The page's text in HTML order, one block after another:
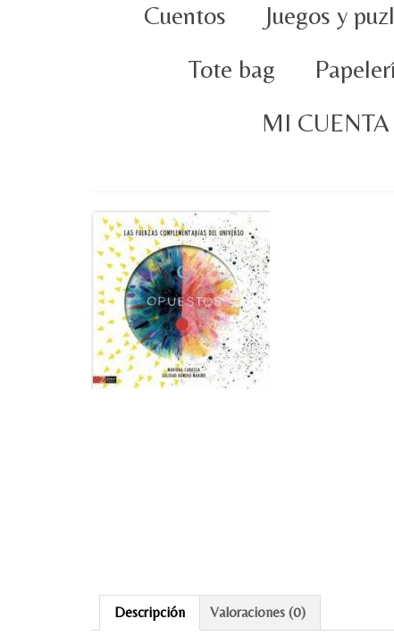
Cuentos Juegos y
Tote bag
MI CUENTA
Descripción Valoraciones (0)